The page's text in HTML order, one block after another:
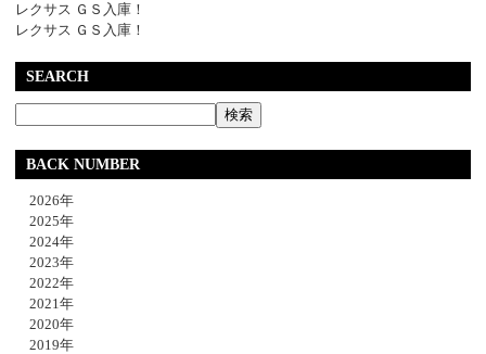
レクサス ＧＳ入庫！
レクサス ＧＳ入庫！
SEARCH
BACK NUMBER
2026年
2025年
2024年
2023年
2022年
2021年
2020年
2019年